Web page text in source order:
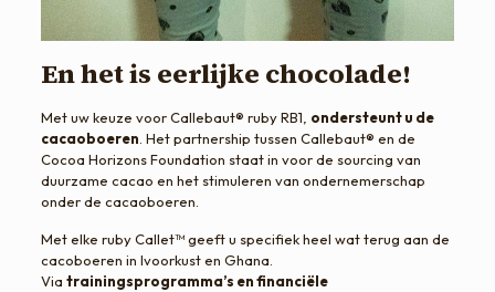
En het is eerlijke chocolade!
Met uw keuze voor Callebaut® ruby RB1, ondersteunt u de
cacaoboeren . Het partnership tussen Callebaut® en de
Cocoa Horizons Foundation staat in voor de sourcing van
duurzame cacao en het stimuleren van ondernemerschap
onder de cacaoboeren.
Met elke ruby Callet™ geeft u specifiek heel wat terug aan de
cacoboeren in Ivoorkust en Ghana.
Via trainingsprogramma’s en financiële